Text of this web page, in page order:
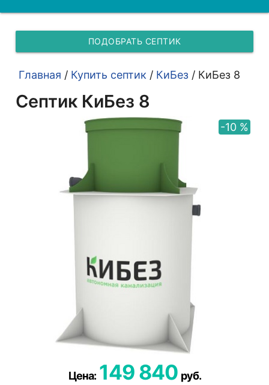
ПОДОБРАТЬ СЕПТИК
Главная / Купить септик / КиБез / КиБез 8
Септик КиБез 8
-10 %
Цена: 149 840 руб.